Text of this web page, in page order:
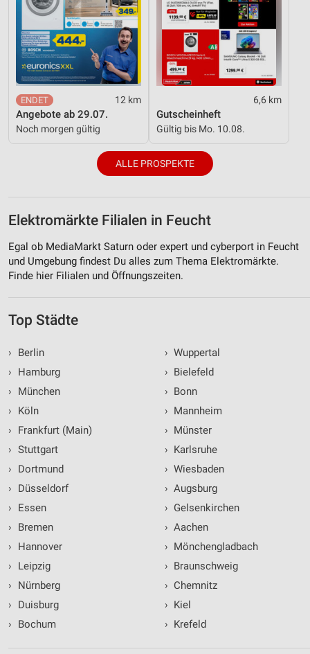
12 km
Angebote ab 29.07.
Noch morgen gültig
6,6 km
Gutscheinheft
Gültig bis Mo. 10.08.
ALLE PROSPEKTE
Elektromärkte Filialen in Feucht
Egal ob MediaMarkt Saturn oder expert und cyberport in Feucht
und Umgebung findest Du alles zum Thema Elektromärkte.
Finde hier Filialen und Öffnungszeiten.
Top Städte
›
Berlin
›
Hamburg
›
München
›
Köln
›
Frankfurt (Main)
› Stuttgart
›
Dortmund
›
Düsseldorf
›
Essen
›
Bremen
›
Hannover
›
Leipzig
›
Nürnberg
›
Duisburg
›
Bochum
› Wuppertal
› Bielefeld
› Bonn
› Mannheim
› Münster
› Karlsruhe
› Wiesbaden
› Augsburg
› Gelsenkirchen
› Aachen
› Mönchengladbach
› Braunschweig
› Chemnitz
› Kiel
› Krefeld